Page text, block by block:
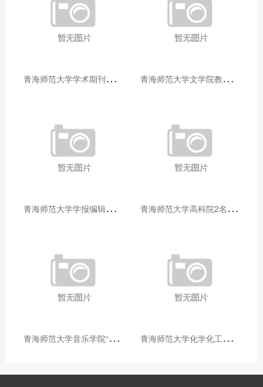
青
海师范大学学术期刊两个专栏入选2025年青海省期刊重点专栏 青
海师范大学文学院教师赴山东省相关高校和学术机构交流学习
青
海师范大学学报编辑部赴大通县城关镇上毛佰胜村开展帮扶慰问活动 青
海师范大学高科院2名专家当选中国科学院院士
青
海师范大学音乐学院“青舞华章”本科舞蹈专业中期汇报圆满落幕 青
海师范大学化学化工学院开展铸牢中华民族共同体意识大讲堂活动